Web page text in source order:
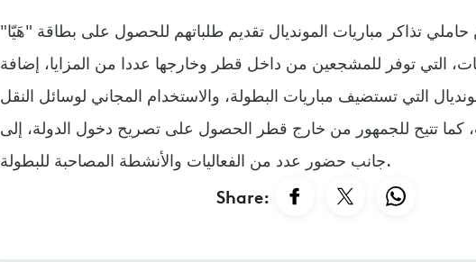
تذاكر مباريات المونديال تقديم طلباتهم للحصول على بطاقة "هَيّا"
التي توفر للمشجعين من داخل قطر وخارجها عددا من المزايا، إضافة
التي تستضيف مباريات البطولة، والاستخدام المجاني لوسائل النقل
كما تتيح للجمهور من خارج قطر الحصول على تصريح دخول الدولة، إلى
جانب حضور عدد من الفعاليات والأنشطة المصاحبة للبطولة.
Share: